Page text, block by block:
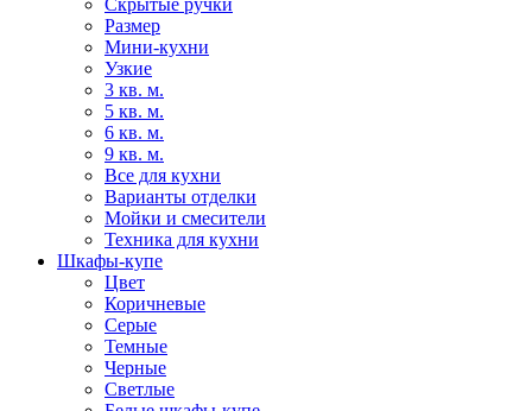
Скрытые ручки
Размер
Мини-кухни
Узкие
3 кв. м.
5 кв. м.
6 кв. м.
9 кв. м.
Все для кухни
Варианты отделки
Мойки и смесители
Техника для кухни
Шкафы-купе
Цвет
Коричневые
Серые
Темные
Черные
Светлые